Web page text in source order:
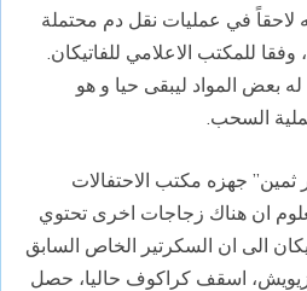
لاحقاً في عمليات نقل دم محتملة
للمكتب الاعلامي للفاتيكان.
بعض المواد ليبقى حيا و هو
السحب.
جهزه مكتب الاحتفالات
ان هناك زجاجات اخرى تحتوي
الى ان السكرتير الخاص السابق
دزيويش، اسقف كراكوف حاليا، حصل